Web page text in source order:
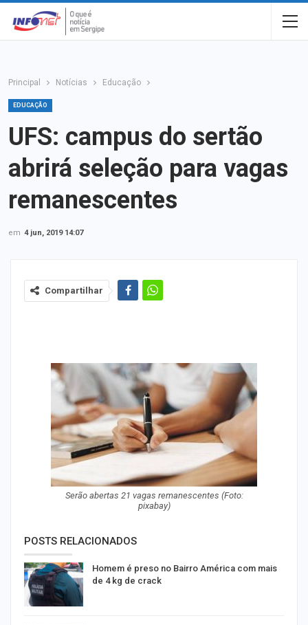
Principal Notícias Educação
EDUCAÇÃO
UFS: campus do sertão
abrirá seleção para vagas
remanescentes
em 4 jun, 2019 14:07
Compartilhar
Serão abertas 21 vagas remanescentes (Foto:
pixabay)
POSTS RELACIONADOS
Homem é preso no Bairro América com mais
de 4 kg de crack